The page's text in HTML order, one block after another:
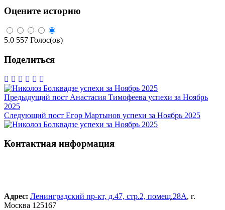
Оцените историю
5.0 557 Голос(ов)
Поделиться
Предыдущий пост Анастасия Тимофеева успехи за Ноябрь
2025
Следующий пост Егор Мартынов успехи за Ноябрь 2025
Контактная информация
Адрес: Ленинградский пр-кт, д.47, стр.2, помещ.28А, г.
Москва 125167